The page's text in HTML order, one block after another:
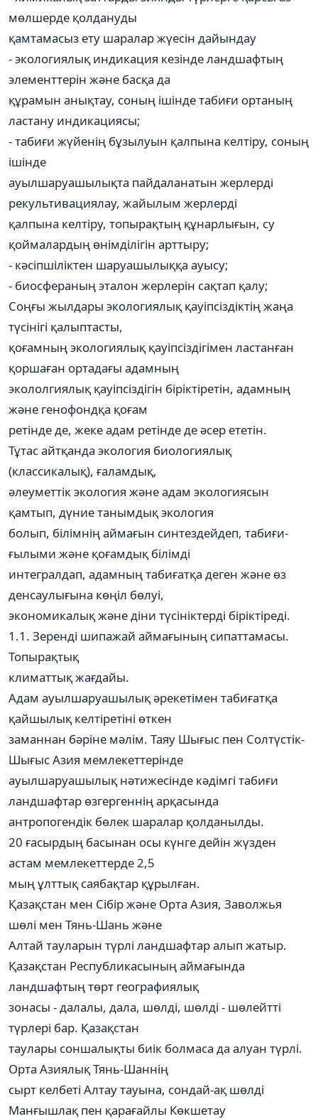
мөлшерде қолдануды
қамтамасыз ету шаралар жүесін дайындау
- экологиялық индикация кезінде ландшафтың
элементтерін және басқа да
құрамын анықтау, соның ішінде табиғи ортаның
ластану индикациясы;
- табиғи жүйенің бұзылуын қалпына келтіру, соның
ішінде
ауылшаруашылықта пайдаланатын жерлерді
рекультивациялау, жайылым жерлерді
қалпына келтіру, топырақтың құнарлығын, су
қоймалардың өнімділігін арттыру;
- кәсіпшіліктен шаруашылыққа ауысу;
- биосфераның эталон жерлерін сақтап қалу;
Соңғы жылдары экологиялық қауіпсіздіктің жаңа
түсінігі қалыптасты,
қоғамның экологиялық қауіпсіздігімен ластанған
қоршаған ортадағы адамның
экололгиялық қауіпсіздігін біріктіретін, адамның
және генофондқа қоғам
ретінде де, жеке адам ретінде де әсер ететін.
Тұтас айтқанда экология биологиялық
(классикалық), ғаламдық,
әлеуметтік экология және адам экологиясын
қамтып, дүние танымдық экология
болып, білімнің аймағын синтездейдеп, табиғи-
ғылыми және қоғамдық білімді
интегралдап, адамның табиғатқа деген және өз
денсаулығына көңіл бөлуі,
экономикалық және діни түсініктерді біріктіреді.
1.1. Зеренді шипажай аймағының сипаттамасы.
Топырақтық
климаттық жағдайы.
Адам ауылшаруашылық әрекетімен табиғатқа
қайшылық келтіретіні өткен
заманнан бәріне мәлім. Таяу Шығыс пен Солтүстік-
Шығыс Азия мемлекеттерінде
ауылшаруашылық нәтижесінде кәдімгі табиғи
ландшафтар өзгергеннің арқасында
антропогендік бөлек шаралар қолданылды.
20 ғасырдың басынан осы күнге дейін жүзден
астам мемлекеттерде 2,5
мың ұлттық саябақтар құрылған.
Қазақстан мен Сібір және Орта Азия, Заволжья
шөлі мен Тянь-Шань және
Алтай тауларын түрлі ландшафтар алып жатыр.
Қазақстан Республикасының аймағында
ландшафтың төрт географиялық
зонасы - далалы, дала, шөлді, шөлді - шөлейтті
түрлері бар. Қазақстан
таулары соншалықты биік болмаса да алуан түрлі.
Орта Азиялық Тянь-Шаннің
сырт келбеті Алтау тауына, сондай-ақ шөлді
Манғышлақ пен қарағайлы Көкшетау